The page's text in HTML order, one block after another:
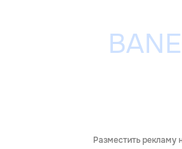
Разместить рекламу